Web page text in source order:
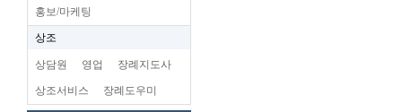
홍보/마케팅
상조
상담원 영업 장례지도사
상조서비스 장례도우미